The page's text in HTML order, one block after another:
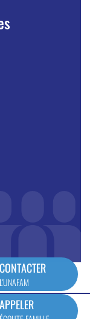
CONTACTER
L'UNAFAM
APPELER